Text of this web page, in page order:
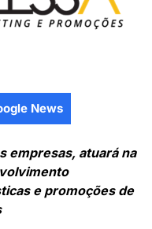
News
empresas, atuará na
e promoções de